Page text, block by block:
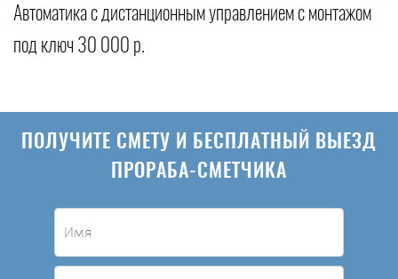
Автоматика с дистанционным управлением с монтажом
под ключ 30 000 р.
ПОЛУЧИТЕ СМЕТУ И БЕСПЛАТНЫЙ ВЫЕЗД
ПРОРАБА-СМЕТЧИКА